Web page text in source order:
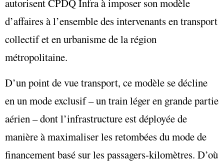
autorisent CPDQ Infra à imposer son modèle
d’affaires à l’ensemble des intervenants en transport
collectif et en urbanisme de la région
métropolitaine.
D’un point de vue transport, ce modèle se décline
en un mode exclusif – un train léger en grande partie
aérien – dont l’infrastructure est déployée de
manière à maximaliser les retombées du mode de
financement basé sur les passagers-kilomètres. D’où